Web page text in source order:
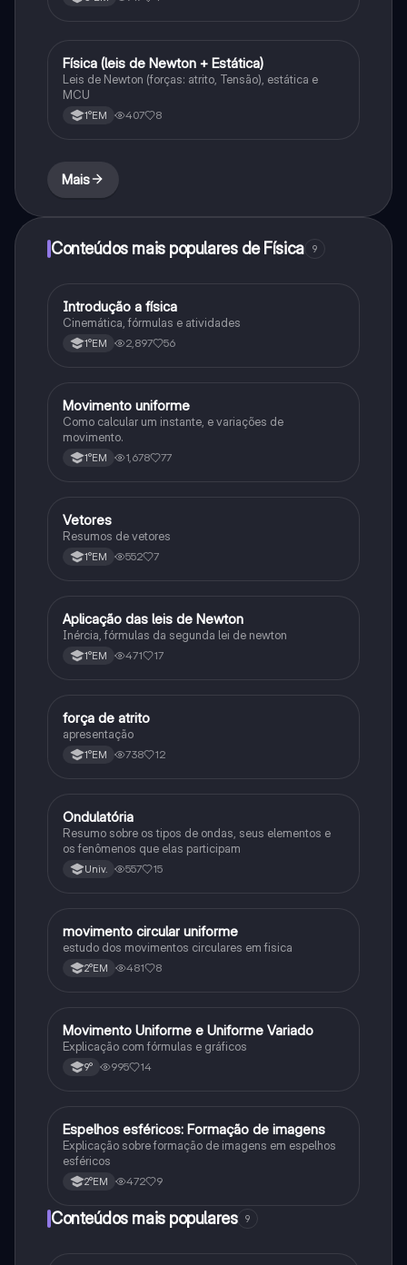
FFísica
Física (leis de Newton + Estática)
Leis de Newton (forças: atrito, Tensão), estática e
MCU
1°EM 407 8
Mais
Conteúdos mais populares de Física 9
Física
Introdução a física
Cinemática, fórmulas e atividades
1°EM 2,897 56
Física
Movimento uniforme
Como calcular um instante, e variações de
movimento.
1°EM 1,678 77
Física
Vetores
Resumos de vetores
1°EM 552 7
Física
Aplicação das leis de Newton
Inércia, fórmulas da segunda lei de newton
1°EM 471 17
Física
força de atrito
apresentação
1°EM 738 12
Física
Ondulatória
Resumo sobre os tipos de ondas, seus elementos e
os fenômenos que elas participam
Univ. 557 15
Física
movimento circular uniforme
estudo dos movimentos circulares em fisica
2°EM 481 8
Física
Movimento Uniforme e Uniforme Variado
Explicação com fórmulas e gráficos
9° 995 14
Física
Espelhos esféricos: Formação de imagens
Explicação sobre formação de imagens em espelhos
esféricos
2°EM 472 9
Conteúdos mais populares 9